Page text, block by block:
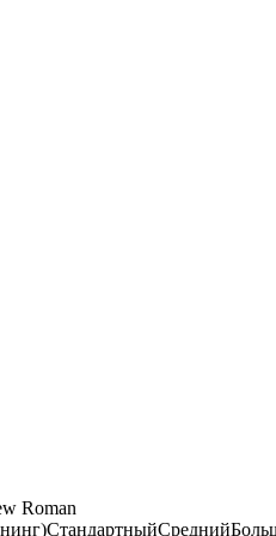
Roman
СтандартныйСредний